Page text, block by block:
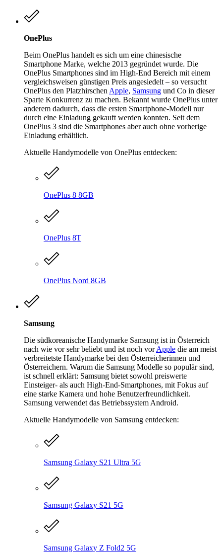
OnePlus
Beim OnePlus handelt es sich um eine chinesische
Smartphone Marke, welche 2013 gegründet wurde. Die
OnePlus Smartphones sind im High-End Bereich mit einem
vergleichsweisen günstigen Preis angesiedelt – so versucht
OnePlus den Platzhirschen Apple, Samsung und Co in dieser
Sparte Konkurrenz zu machen. Bekannt wurde OnePlus unter
anderem dadurch, dass die ersten Smartphone-Modell nur
durch eine Einladung gekauft werden konnten. Seit dem
OnePlus 3 sind die Smartphones aber auch ohne vorherige
Einladung erhältlich.
Aktuelle Handymodelle von OnePlus entdecken:
OnePlus 8 8GB
OnePlus 8T
OnePlus Nord 8GB
Samsung
Die südkoreanische Handymarke Samsung ist in Österreich
nach wie vor sehr beliebt und ist noch vorApple die am meist
verbreitetste Handymarke bei den Österreicherinnen und
Österreichern. Warum die Samsung Modelle so populär sind,
ist schnell erklärt: Samsung bietet sowohl preiswerte
Einsteiger- als auch High-End-Smartphones, mit Fokus auf
eine starke Kamera und hohe Benutzerfreundlichkeit.
Samsung verwendet das Betriebssystem Android.
Aktuelle Handymodelle von Samsung entdecken:
Samsung Galaxy S21 Ultra 5G
Samsung Galaxy S21 5G
Samsung Galaxy Z Fold2 5G